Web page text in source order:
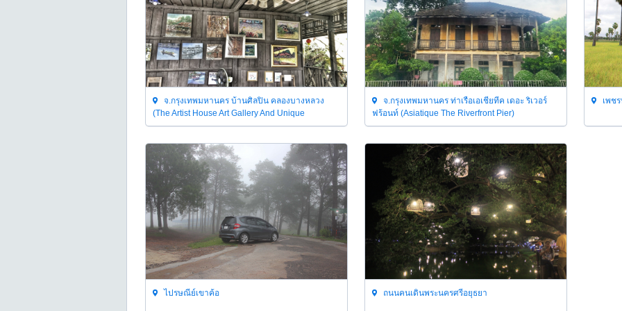
จ.กรุงเทพมหานคร บ้านศิลปิน คลองบางหลวง
(The Artist House Art Gallery And Unique
Handicraft)
จ.กรุงเทพมหานคร ท่าเรือเอเชียทีค เดอะ ริเวอร์
ฟร้อนท์ (Asiatique The Riverfront Pier)
เพช
ไปรษณีย์เขาค้อ ถนนคนเดินพระนครศรีอยุธยา